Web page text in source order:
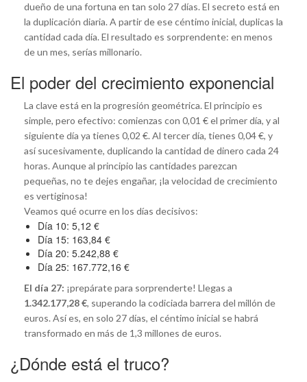
dueño de una fortuna en tan solo 27 días. El secreto está en
la duplicación diaria. A partir de ese céntimo inicial, duplicas la
cantidad cada día. El resultado es sorprendente: en menos
de un mes, serías millonario.
El poder del crecimiento exponencial
La clave está en la progresión geométrica. El principio es
simple, pero efectivo: comienzas con 0,01 € el primer día, y al
siguiente día ya tienes 0,02 €. Al tercer día, tienes 0,04 €, y
así sucesivamente, duplicando la cantidad de dinero cada 24
horas. Aunque al principio las cantidades parezcan
pequeñas, no te dejes engañar, ¡la velocidad de crecimiento
es vertiginosa!
Veamos qué ocurre en los días decisivos:
Día 10: 5,12 €
Día 15: 163,84 €
Día 20: 5.242,88 €
Día 25: 167.772,16 €
El día 27: ¡prepárate para sorprenderte! Llegas a
1.342.177,28 €, superando la codiciada barrera del millón de
euros. Así es, en solo 27 días, el céntimo inicial se habrá
transformado en más de 1,3 millones de euros.
¿Dónde está el truco?